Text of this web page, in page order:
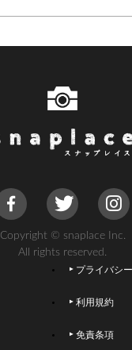
Copyright © snaplace Inc.
All rights reserved.
プライバシ
利用規約
免責条項